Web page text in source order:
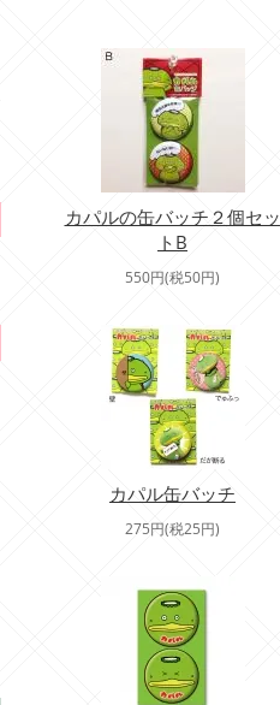
カパルの缶バッチ２個セッ
トB
550円(税50円)
カパル缶バッチ
275円(税25円)